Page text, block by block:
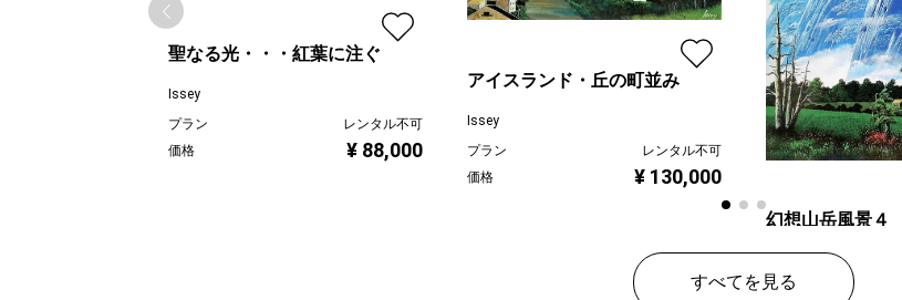
聖なる光・・・紅葉に注ぐ
Issey
プラン
レンタル不可
価格
¥ 88,000
アイスランド・丘の町並み
Issey
プラン
レンタル不可
価格
¥ 130,000
幻想山岳風景４
プラン
すべてを見る